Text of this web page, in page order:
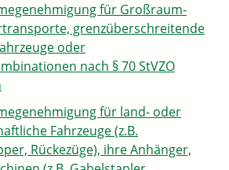
für Großraum-
grenzüberschreitende
oder
nach § 70 StVZO
für land- oder
Fahrzeuge (z.B.
Rückezüge), ihre Anhänger,